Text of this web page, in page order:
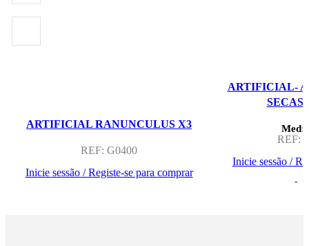
ARTIFICIAL RANUNCULUS X3
REF: G0400
Inicie sessão / Registe-se para comprar
ARTIFICIAL-
SECAS
Med:
REF:
Inicie sessão /